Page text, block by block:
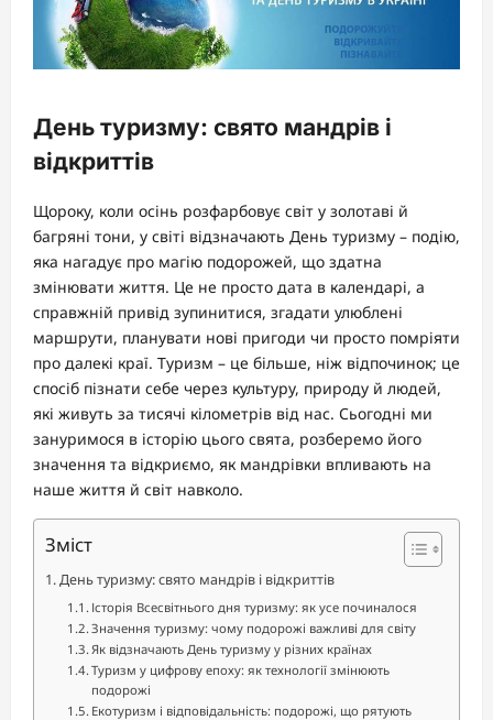
День туризму: свято мандрів і
відкриттів
Щороку, коли осінь розфарбовує світ у золотаві й
багряні тони, у світі відзначають День туризму – подію,
яка нагадує про магію подорожей, що здатна
змінювати життя. Це не просто дата в календарі, а
справжній привід зупинитися, згадати улюблені
маршрути, планувати нові пригоди чи просто помріяти
про далекі краї. Туризм – це більше, ніж відпочинок; це
спосіб пізнати себе через культуру, природу й людей,
які живуть за тисячі кілометрів від нас. Сьогодні ми
зануримося в історію цього свята, розберемо його
значення та відкриємо, як мандрівки впливають на
наше життя й світ навколо.
Зміст
День туризму: свято мандрів і відкриттів
Історія Всесвітнього дня туризму: як усе починалося
Значення туризму: чому подорожі важливі для світу
Як відзначають День туризму у різних країнах
Туризм у цифрову епоху: як технології змінюють
подорожі
Екотуризм і відповідальність: подорожі, що рятують